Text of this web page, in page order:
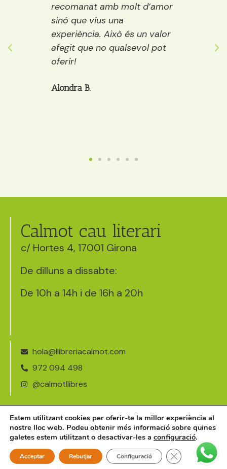
recomanat amb molt d’amor
sinó que vius una
experiència. Això és un valor
afegit que no qualsevol pot
oferir!
Alondra B.
Calmot cau literari
c/ Hortes 4, 17001 Girona
De dilluns a dissabte:
De 10h a 14h i de 16h a 20h
hola@llibreriacalmot.com
972 094 498
@calmotllibres
Avís legal
Política de cookies
©2026 · llibreriacalmot.com
Estem utilitzant cookies per oferir-te la millor experiència al
nostre lloc web. Podeu obtenir més informació sobre quines
galetes estem utilitzant o desactivar-les a configuració.
Acceptar Rebutjar Configuració Tanca el bàner